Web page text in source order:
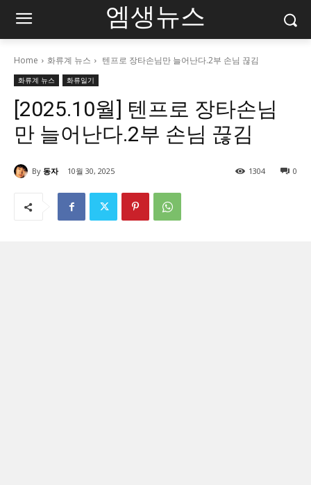
엠생뉴스
Home 화류계 뉴스 텐프로 장타손님만 늘어난다.2부 손님 끊김
화류계 뉴스 화류일기
[2025.10월] 텐프로 장타손님
만 늘어난다.2부 손님 끊김
By 동자 10월 30, 2025 0
1304